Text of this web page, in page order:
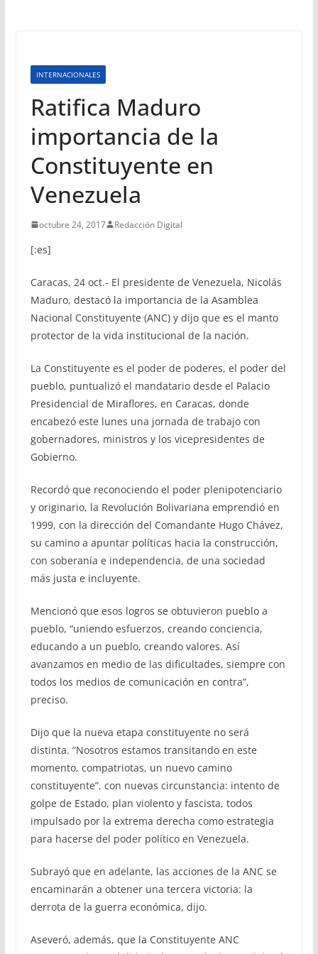
INTERNACIONALES
Ratifica Maduro
importancia de la
Constituyente en
Venezuela
octubre 24, 2017 Redacción Digital
[:es]
Caracas, 24 oct.- El presidente de Venezuela, Nicolás
Maduro, destacó la importancia de la Asamblea
Nacional Constituyente (ANC) y dijo que es el manto
protector de la vida institucional de la nación.
La Constituyente es el poder de poderes, el poder del
pueblo, puntualizó el mandatario desde el Palacio
Presidencial de Miraflores, en Caracas, donde
encabezó este lunes una jornada de trabajo con
gobernadores, ministros y los vicepresidentes de
Gobierno.
Recordó que reconociendo el poder plenipotenciario
y originario, la Revolución Bolivariana emprendió en
1999, con la dirección del Comandante Hugo Chávez,
su camino a apuntar políticas hacia la construcción,
con soberanía e independencia, de una sociedad
más justa e incluyente.
Mencionó que esos logros se obtuvieron pueblo a
pueblo, “uniendo esfuerzos, creando conciencia,
educando a un pueblo, creando valores. Así
avanzamos en medio de las dificultades, siempre con
todos los medios de comunicación en contra”,
preciso.
Dijo que la nueva etapa constituyente no será
distinta. “Nosotros estamos transitando en este
momento, compatriotas, un nuevo camino
constituyente”, con nuevas circunstancia: intento de
golpe de Estado, plan violento y fascista, todos
impulsado por la extrema derecha como estrategia
para hacerse del poder político en Venezuela.
Subrayó que en adelante, las acciones de la ANC se
encaminarán a obtener una tercera victoria: la
derrota de la guerra económica, dijo.
Aseveró, además, que la Constituyente ANC